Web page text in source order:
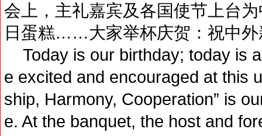
会上，主礼嘉宾及各国使节上台
日蛋糕……大家举杯庆贺：祝中外
Today is our birthday; today is
e excited and encouraged at this
ship, Harmony, Cooperation” is
e. At the banquet, the host and